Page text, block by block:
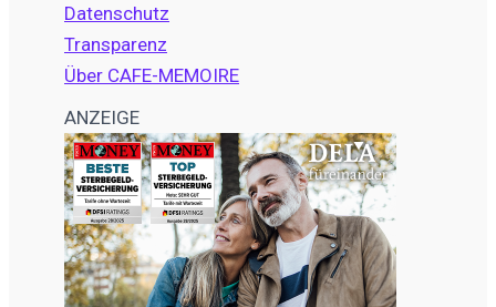
Datenschutz
Transparenz
Über CAFE-MEMOIRE
ANZEIGE